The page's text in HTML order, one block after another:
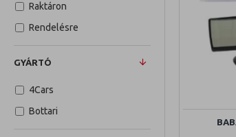
GYÁRTÓ
4Cars
Bottari
Raktáron
Rendelésre